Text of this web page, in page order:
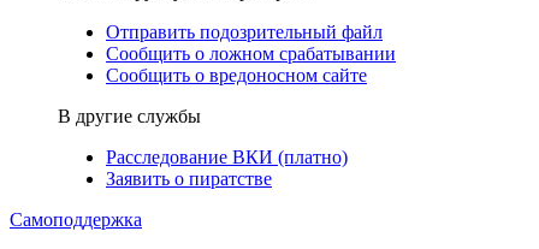
Отправить подозрительный файл
Сообщить о ложном срабатывании
Сообщить о вредоносном сайте
В другие службы
Расследование ВКИ (платно)
Заявить о пиратстве
Самоподдержка